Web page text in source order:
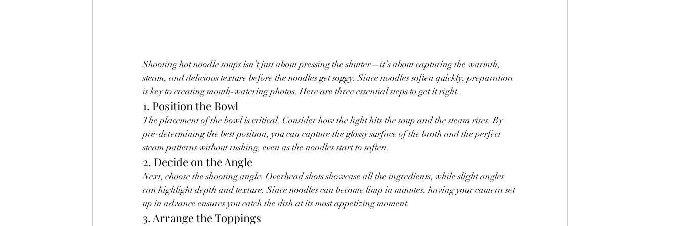
Shooting hot noodle soups isn’t just about pressing the shutter—it’s about capturing the warmth,
steam, and delicious texture before the noodles get soggy. Since noodles soften quickly, preparation
is key to creating mouth-watering photos. Here are three essential steps to get it right.
1. Position the Bowl
The placement of the bowl is critical. Consider how the light hits the soup and the steam rises. By
pre-determining the best position, you can capture the glossy surface of the broth and the perfect
steam patterns without rushing, even as the noodles start to soften.
2. Decide on the Angle
Next, choose the shooting angle. Overhead shots showcase all the ingredients, while slight angles
can highlight depth and texture. Since noodles can become limp in minutes, having your camera set
up in advance ensures you catch the dish at its most appetizing moment.
3. Arrange the Toppings